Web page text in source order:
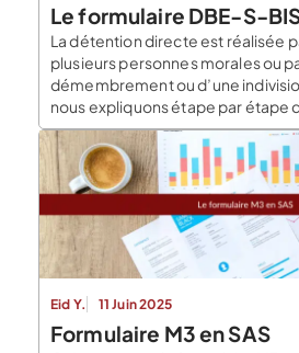
Le formulaire DBE-S-
La détention directe est réalisée
plusieurs personnes morales ou
démembrement ou d’une
nous expliquons étape par étape
formulaire DBE-S-Bis qui sera à
formulaire BDE-S-1 afin de
bénéficiaires effectifs. Encadrée I
déclarante […]
Eid Y. 11 Juin 2025
Formulaire M3 en SAS